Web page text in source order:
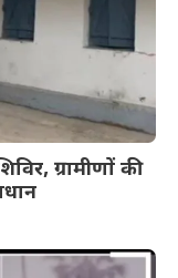
ग्रामीणों की